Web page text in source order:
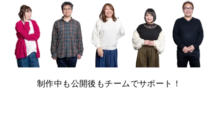
制作中も公開後もチームでサポート！